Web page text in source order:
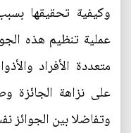
وكيفية تحقيقها
عملية تنظيم هذه
متعددة الأفراد
على نزاهة الجائزة
وتفاضلا بين الجوائز